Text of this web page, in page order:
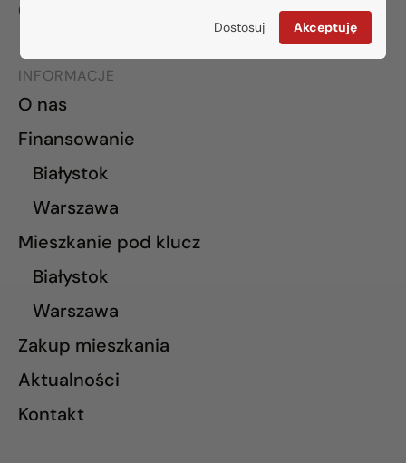
Dostosuj Akceptuję
02-765 Warszawa
INFORMACJE
O nas
Finansowanie
Białystok
Warszawa
Mieszkanie pod klucz
Białystok
Warszawa
Zakup mieszkania
Aktualności
Kontakt